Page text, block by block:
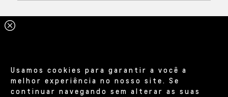
Usamos cookies para garantir a você a
melhor experiência no nosso site. Se
continuar navegando sem alterar as suas